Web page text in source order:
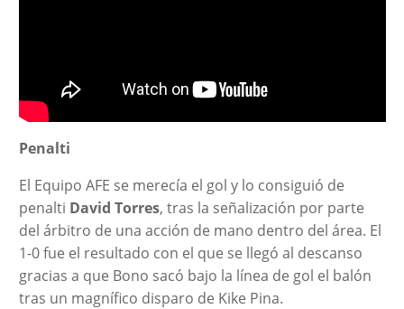
Penalti
El Equipo AFE se merecía el gol y lo consiguió de
penalti David Torres, tras la señalización por parte
del árbitro de una acción de mano dentro del área. El
1-0 fue el resultado con el que se llegó al descanso
gracias a que Bono sacó bajo la línea de gol el balón
tras un magnífico disparo de Kike Pina.